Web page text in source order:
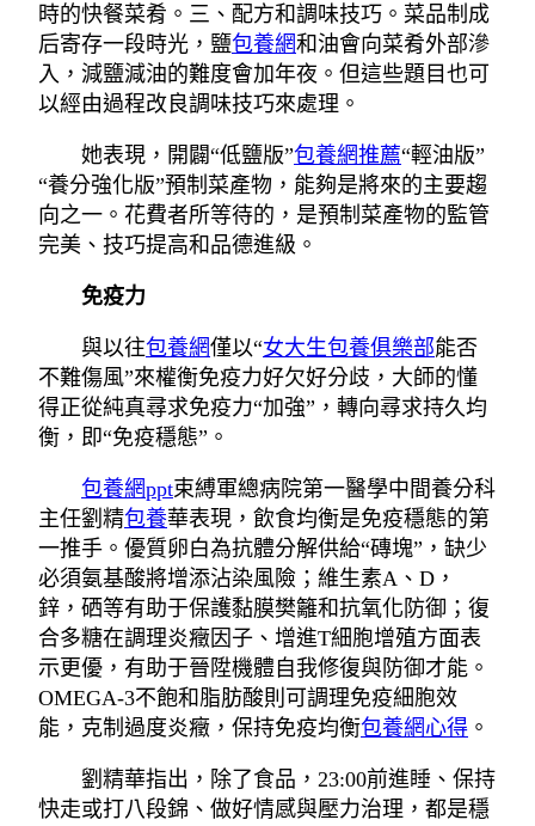
時的快餐菜肴。三、配方和調味技巧。菜品制成
后寄存一段時光，鹽包養網和油會向菜肴外部滲
入，減鹽減油的難度會加年夜。但這些題目也可
以經由過程改良調味技巧來處理。
她表現，開闢“低鹽版”包養網推薦“輕油版”
“養分強化版”預制菜產物，能夠是將來的主要趨
向之一。花費者所等待的，是預制菜產物的監管
完美、技巧提高和品德進級。
免疫力
與以往包養網僅以“女大生包養俱樂部能否
不難傷風”來權衡免疫力好欠好分歧，大師的懂
得正從純真尋求免疫力“加強”，轉向尋求持久均
衡，即“免疫穩態”。
包養網ppt束縛軍總病院第一醫學中間養分科
主任劉精包養華表現，飲食均衡是免疫穩態的第
一推手。優質卵白為抗體分解供給“磚塊”，缺少
必須氨基酸將增添沾染風險；維生素A、D，
鋅，硒等有助于保護黏膜樊籬和抗氧化防御；復
合多糖在調理炎癥因子、增進T細胞增殖方面表
示更優，有助于晉陞機體自我修復與防御才能。
OMEGA-3不飽和脂肪酸則可調理免疫細胞效
能，克制過度炎癥，保持免疫均衡包養網心得 。
劉精華指出，除了食品，23:00前進睡、保持
快走或打八段錦、做好情感與壓力治理，都是穩